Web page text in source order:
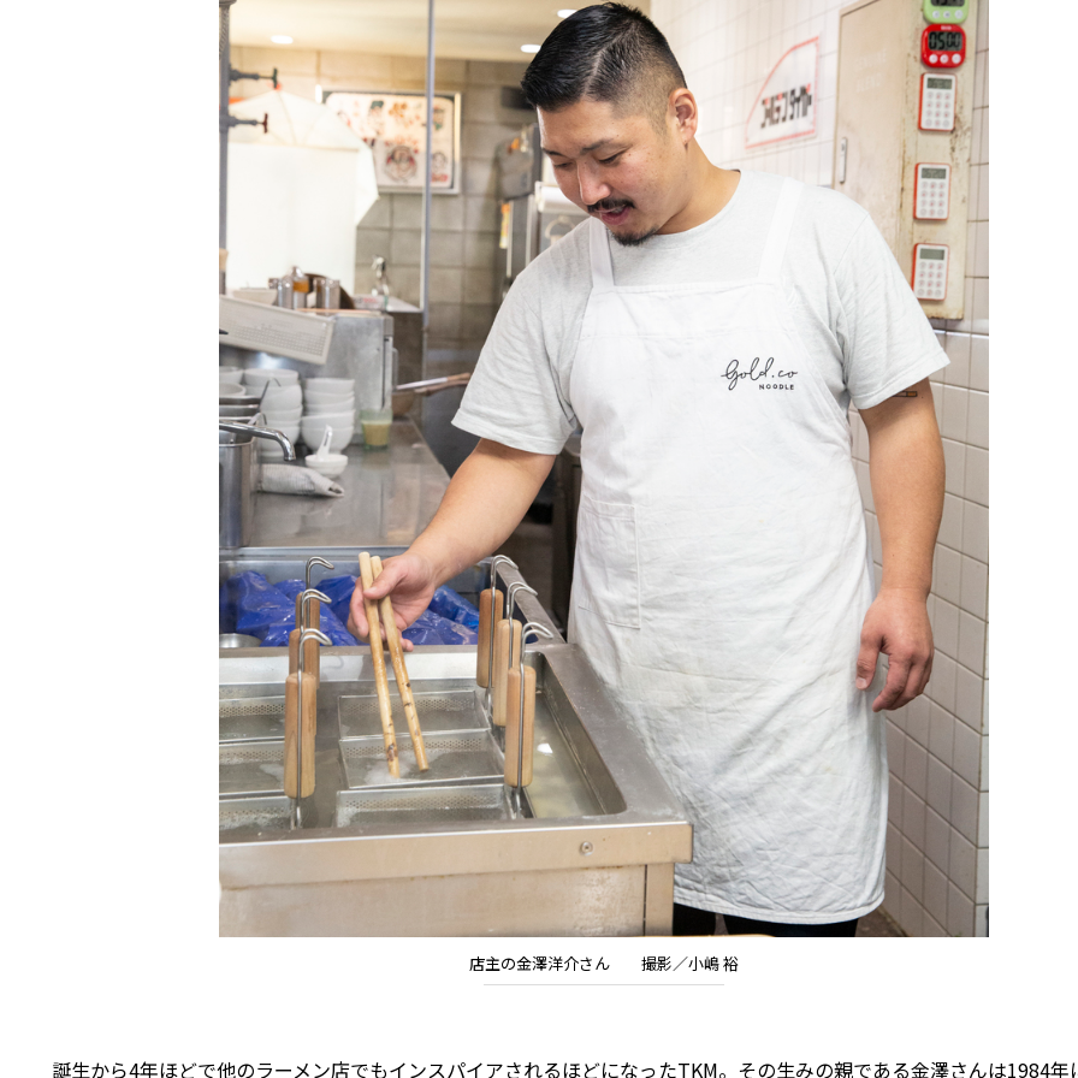
店主の金澤洋介さん 撮影／小嶋 裕
誕生から4年ほどで他のラーメン店でもインスパイアされるほどになったTKM。その生みの親である金澤さんは1984年